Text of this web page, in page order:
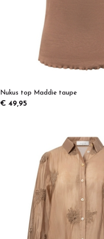
Nukus top Maddie taupe
€ 49,95